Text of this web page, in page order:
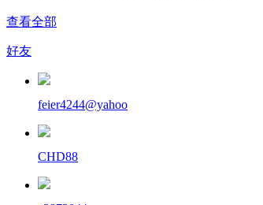
查看全部
好友
feier4244@yahoo
CHD88